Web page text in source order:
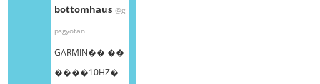
bottomhaus @g
psgyotan
GARMIN�� ��
����10HZ�